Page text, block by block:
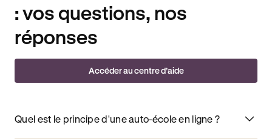
: vos questions, nos
réponses
Accéder au centre d’aide
Quel est le principe d'une auto-école en ligne ?